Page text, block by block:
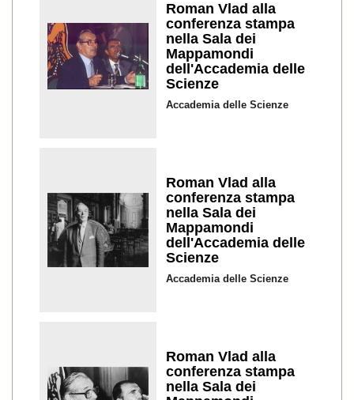
Roman Vlad alla
conferenza stampa
nella Sala dei
Mappamondi
dell'Accademia delle
Scienze
Accademia delle Scienze
Roman Vlad alla
conferenza stampa
nella Sala dei
Mappamondi
dell'Accademia delle
Scienze
Accademia delle Scienze
Roman Vlad alla
conferenza stampa
nella Sala dei